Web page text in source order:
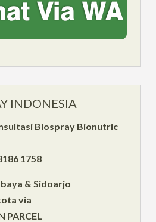
INDONESIA
Biospray Bionutric
1758
& Sidoarjo
via
PARCEL